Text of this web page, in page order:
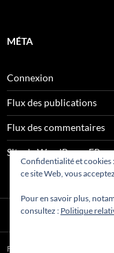
MÉTA
Connexion
Flux des publications
Flux des commentaires
Site de WordPress-FR
Fièrement propulsé par
Confidentialité et cookies
ce site Web, vous
Pour en savoir plus,
consultez : Politique